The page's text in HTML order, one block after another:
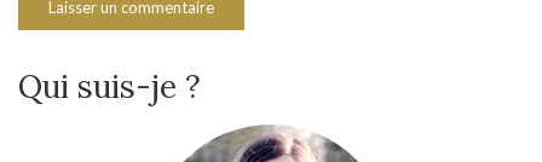
Qui suis-je ?